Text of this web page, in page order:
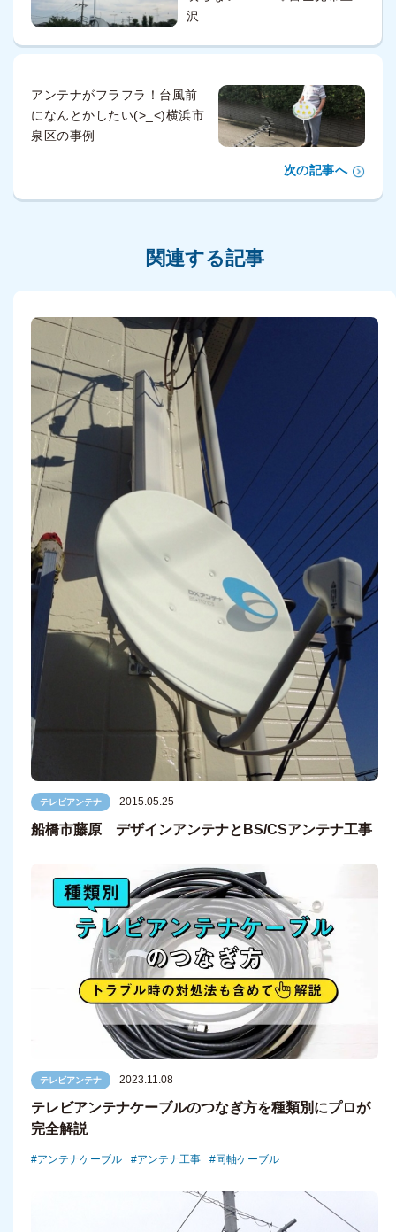
沢
アンテナがフラフラ！台風前
になんとかしたい(>_<)横浜市
泉区の事例
次の記事へ
関連する記事
テレビアンテナ 2015.05.25
船橋市藤原 デザインアンテナとBS/CSアンテナ工事
テレビアンテナ 2023.11.08
テレビアンテナケーブルのつなぎ方を種類別にプロが
完全解説
アンテナケーブル アンテナ工事 同軸ケーブル